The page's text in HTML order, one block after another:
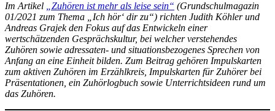
Im Artikel „Zuhören ist mehr als leise sein“ (Grundschulmagazin
01/2021 zum Thema „Ich hör‘ dir zu“) richten Judith Köhler und
Andreas Grajek den Fokus auf das Entwickeln einer
wertschätzenden Gesprächskultur, bei welcher verstehendes
Zuhören sowie adressaten- und situationsbezogenes Sprechen von
Anfang an eine Einheit bilden. Zum Beitrag gehören Impulskarten
zum aktiven Zuhören im Erzählkreis, Impulskarten für Zuhörer bei
Präsentationen, ein Zuhörlogbuch sowie Unterrichtsideen rund um
das Zuhören.